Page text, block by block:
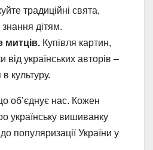
традиційні свята,
дітям.
митців. Купівля картин,
від українських авторів –
в культуру.
об’єднує нас. Кожен
українську вишиванку
популяризації України у